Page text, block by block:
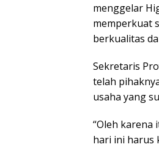
menggelar
memperkuat
berkualitas
Sekretaris
telah
usaha yang
“Oleh karena
hari ini harus